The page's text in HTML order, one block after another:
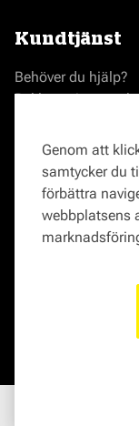
Kundtjänst
Behöver du hjälp?
Reklamationer
Frågor om
©
Genom att
samtycker du
förbättra
webbplatsens